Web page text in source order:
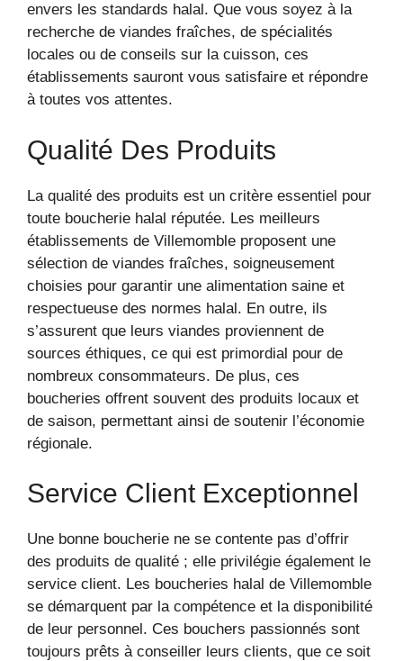
envers les standards halal. Que vous soyez à la
recherche de viandes fraîches, de spécialités
locales ou de conseils sur la cuisson, ces
établissements sauront vous satisfaire et répondre
à toutes vos attentes.
Qualité Des Produits
La qualité des produits est un critère essentiel pour
toute boucherie halal réputée. Les meilleurs
établissements de Villemomble proposent une
sélection de viandes fraîches, soigneusement
choisies pour garantir une alimentation saine et
respectueuse des normes halal. En outre, ils
s’assurent que leurs viandes proviennent de
sources éthiques, ce qui est primordial pour de
nombreux consommateurs. De plus, ces
boucheries offrent souvent des produits locaux et
de saison, permettant ainsi de soutenir l’économie
régionale.
Service Client Exceptionnel
Une bonne boucherie ne se contente pas d’offrir
des produits de qualité ; elle privilégie également le
service client. Les boucheries halal de Villemomble
se démarquent par la compétence et la disponibilité
de leur personnel. Ces bouchers passionnés sont
toujours prêts à conseiller leurs clients, que ce soit